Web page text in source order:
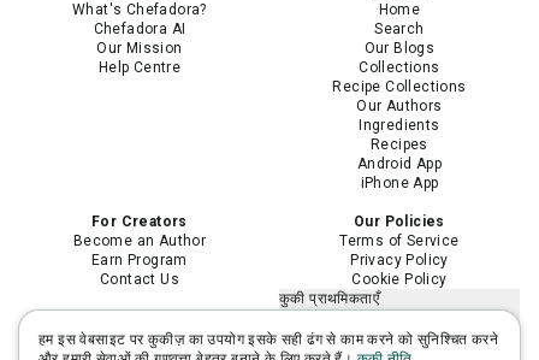
What's Chefadora?
Chefadora AI
Our Mission
Help Centre
Home
Search
Our Blogs
Collections
Recipe Collections
Our Authors
Ingredients
Recipes
Android App
iPhone App
For Creators
Become an Author
Earn Program
Contact Us
Our Policies
Terms of Service
Privacy Policy
Cookie Policy
कुकी प्राथमिकताएँ
मेरी संवेदनशील निजी जानकारी का उपयोग
सीमित करें
हम इस वेबसाइट पर कुकीज़ का उपयोग इसके सही ढंग से काम करने को सुनिश्चित करने